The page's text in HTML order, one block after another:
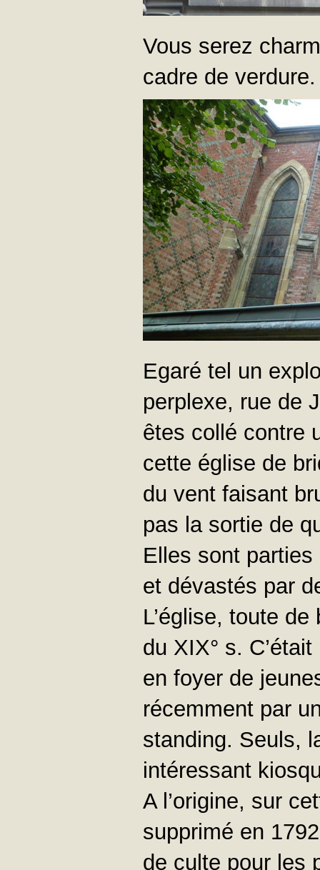
Vous serez
cadre de verdure.
Egaré tel un
perplexe, rue de
êtes collé contre
cette église de
du vent faisant
pas la sortie de
Elles sont
et dévastés par
L’église, toute
du XIX° s.
en foyer de
récemment par
standing. Seuls,
intéressant
A l’origine, sur
supprimé en
de culte pour les